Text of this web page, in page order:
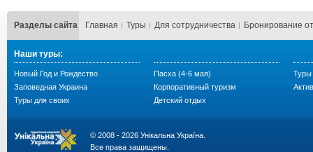
Разделы сайта Главная Туры Для сотрудничества Бронирование
Наши туры:
Новый Год и Рождество
Заповедная Украина
Туры для своих
Пасха (4-6 мая)
Корпоративный туризм
Детский отдых
Туры
© 2008 - 2026 Унікальна Україна.
Все права защищены.